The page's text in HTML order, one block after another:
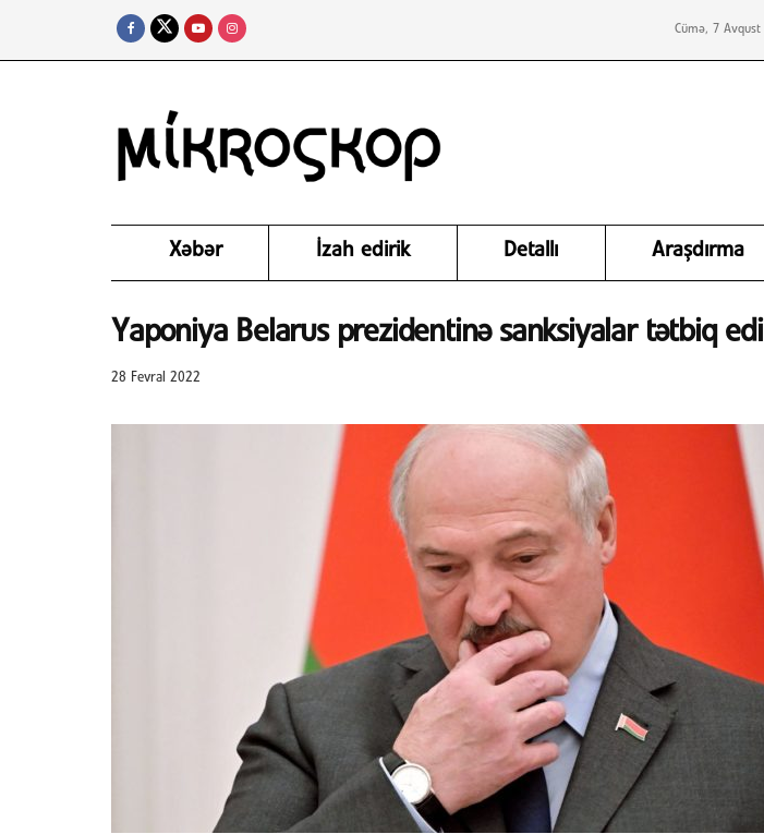
Cümə, 7 Avqust
Xəbər İzah edirik Detallı Araşdırma
Yaponiya Belarus prezidentinə sanksiyalar tətbiq
28 Fevral 2022